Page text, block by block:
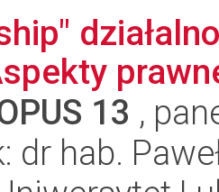
13 ,
dr hab.